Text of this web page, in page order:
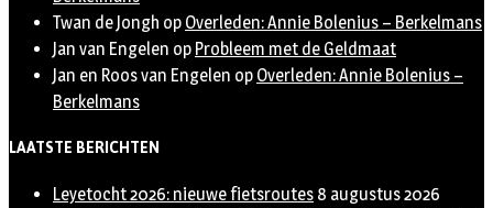
Twan de Jongh op Overleden: Annie Bolenius – Berkelmans
Jan van Engelen op Probleem met de Geldmaat
Jan en Roos van Engelen op Overleden: Annie Bolenius –
Berkelmans
LAATSTE BERICHTEN
Leyetocht 2026: nieuwe fietsroutes 8 augustus 2026